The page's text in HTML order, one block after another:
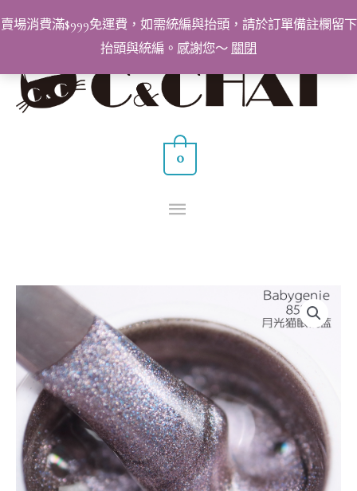
賣場消費滿$999免運費，如需統編與抬頭，請於訂單備註欄留下
抬頭與統編。感謝您～ 關閉
至
要
選
0